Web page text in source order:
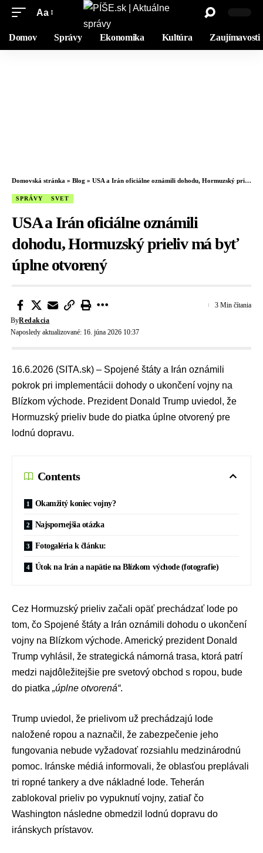
Aa
Domov Správy Ekonomika Kultúra Zaujímavosti
Domovská stránka » Blog » USA a Irán oficiálne oznámili dohodu, Hormuzský prieliv má byť úplne otvorený
SPRÁVY SVET
USA a Irán oficiálne oznámili
dohodu, Hormuzský prieliv má byť
úplne otvorený
Naposledy aktualizované: 16. júna 2026 10:37
ByRedakcia
3 Min čítania
16.6.2026 (SITA.sk) – Spojené štáty a Irán oznámili
pokrok pri implementácii dohody o ukončení vojny na
Blízkom východe. Prezident Donald Trump uviedol, že
Hormuzský prieliv bude do piatka úplne otvorený pre
lodnú dopravu.
Contents
Okamžitý koniec vojny?
Najspornejšia otázka
Fotogaléria k článku:
Útok na Irán a napätie na Blízkom východe (fotografie)
Cez Hormuzský prieliv začali opäť prechádzať lode po
tom, čo Spojené štáty a Irán oznámili dohodu o ukončení
vojny na Blízkom východe. Americký prezident Donald
Trump vyhlásil, že strategická námorná trasa, ktorá patrí
medzi najdôležitejšie pre svetový obchod s ropou, bude
do piatka „úplne otvorená“.
Trump uviedol, že prielivom už prechádzajú lode
naložené ropou a naznačil, že zabezpečenie jeho
fungovania nebude vyžadovať rozsiahlu medzinárodnú
pomoc. Iránske médiá informovali, že oblasťou preplávali
tri ropné tankery a dve nákladné lode. Teherán
zablokoval prieliv po vypuknutí vojny, zatiaľ čo
Washington následne obmedzil lodnú dopravu do
iránskych prístavov.